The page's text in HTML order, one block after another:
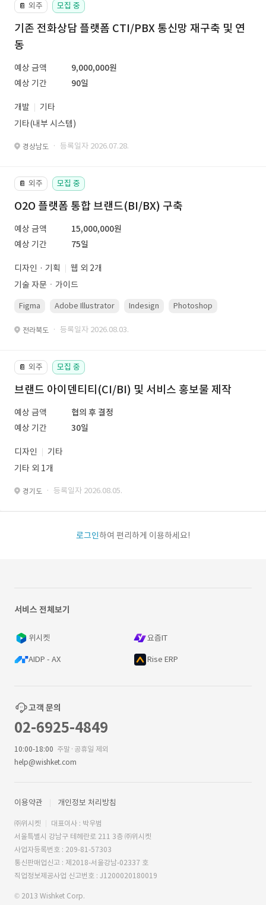
📔 외주 모집 중
기존 전화상담 플랫폼 CTI/PBX 통신망 재구축 및 연
동
예상 금액
9,000,000원
예상 기간
90일
개발
기타
기타(내부 시스템)
경상남도 · 등록일자 2026.07.28.
📔 외주 모집 중
O2O 플랫폼 통합 브랜드(BI/BX) 구축
예상 금액
15,000,000원
예상 기간
75일
디자인 · 기획
웹 외 2개
기술 자문ㆍ가이드
Figma Adobe Illustrator Indesign Photoshop
전라북도 · 등록일자 2026.08.03.
📔 외주 모집 중
브랜드 아이덴티티(CI/BI) 및 서비스 홍보물 제작
예상 금액
협의 후 결정
예상 기간
30일
디자인
기타
기타 외 1개
경기도 · 등록일자 2026.08.05.
로그인하여 편리하게 이용하세요!
서비스 전체보기
위시켓 요즘IT
AIDP - AX Rise ERP
고객 문의
02-6925-4849
10:00-18:00 주말·공휴일 제외
help@wishket.com
이용약관 개인정보 처리방침
㈜위시켓
대표이사 : 박우범
서울특별시 강남구 테헤란로 211 3층 ㈜위시켓
사업자등록번호 : 209-81-57303
통신판매업신고 : 제2018-서울강남-02337 호
직업정보제공사업 신고번호 : J1200020180019
© 2013 Wishket Corp.